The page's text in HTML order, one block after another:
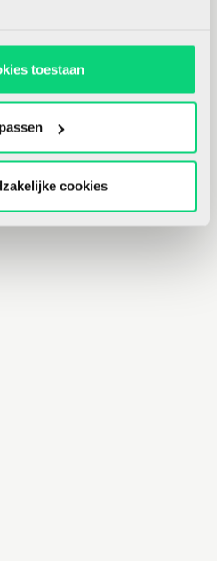
toestaan
cookies
steeds aan op het spel van het